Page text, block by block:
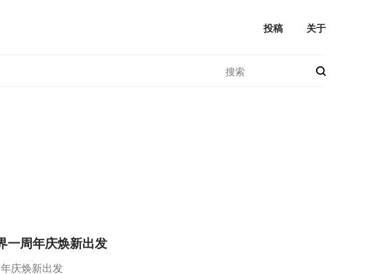
投稿 关于
一周年庆焕新出发
庆焕新出发